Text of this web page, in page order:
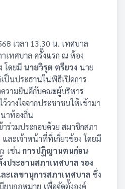
เวลา 13.30 น. เทศบาล
เทศบาล ครั้งแรก ณ ห้อง
โดยมี นายวิรุต ตรียวง นาย
ป็นประธานในพิธีเปิดการ
วามยินดีกับคณะผู้บริหาร
วางใจจากประชาชนให้เข้ามา
าท้องถิ่น
ร่วมประกอบด้วย สมาชิกสภา
ละเจ้าหน้าที่ที่เกี่ยวข้อง โดยมี
เช่น การปฏิญานตนก่อน
งประธานสภาเทศบาล รอง
ะเลขานุการสภาเทศบาล ซึ่ง
ยบกฎหมาย เพื่อจัดตั้งองค์